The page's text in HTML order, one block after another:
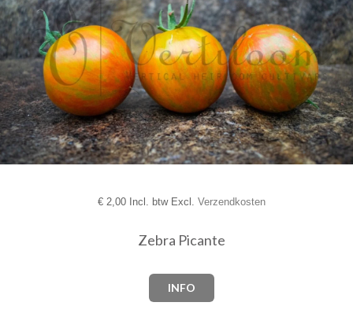
€2,00 Incl. btw Excl. Verzendkosten
Zebra Picante
INFO